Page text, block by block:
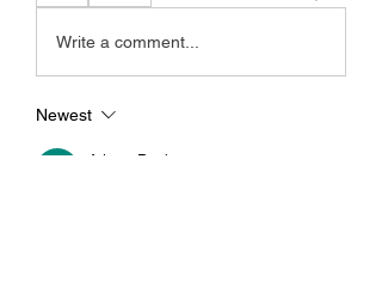
Write a comment...
Newest
Adams Raul